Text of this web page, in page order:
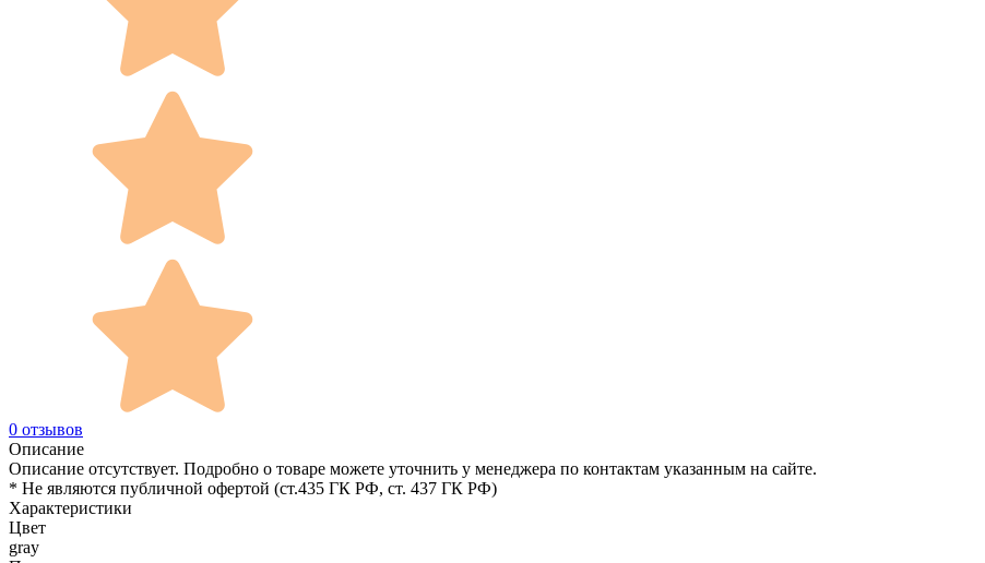
0 отзывов
Описание
Описание отсутствует. Подробно о товаре можете уточнить у менеджера по контактам указанным на сайте.
* Не являются публичной офертой (ст.435 ГК РФ, cт. 437 ГК РФ)
Характеристики
Цвет
gray